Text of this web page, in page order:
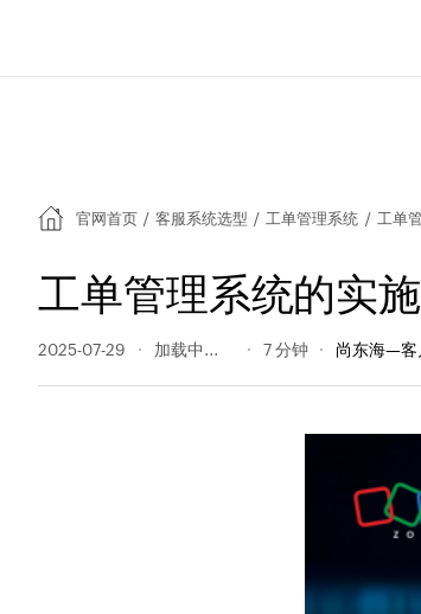
官网首页 / 客服系统选型 / 工单管理系统 / 工单
工单管理系统的实
2025-07-29 189 阅读量 7 分钟 尚东海—客